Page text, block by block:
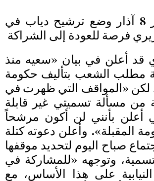
ترفض مصادر 8 آذار وضع ترشيح دياب في
فرصة للعودة إلى الشراكة
قد أعلن في بيان «سعيه منذ
مطلب الشعب بتأليف حكومة
لكن «المواقف التي ظهرت في
من مسألة تسميتي غير قابلة
أعلن بأنني لن أكون مرشحاً
المقبلة». وأعلن دعوته كتلة
صباح اليوم لتحديد موقفها
وتوجهه «للمشاركة في
على هذا الأساس، مع